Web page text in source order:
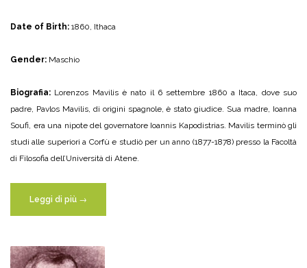
Date of Birth: 1860, Ithaca
Gender: Maschio
Biografia: Lorenzos Mavilis è nato il 6 settembre 1860 a Itaca, dove suo
padre, Pavlos Mavilis, di origini spagnole, è stato giudice. Sua madre, Ioanna
Soufi, era una nipote del governatore Ioannis Kapodistrias. Mavilis terminò gli
studi alle superiori a Corfù e studiò per un anno (1877-1878) presso la Facoltà
di Filosofia dell’Università di Atene.
Leggi di più “Di
Lorentzo
→